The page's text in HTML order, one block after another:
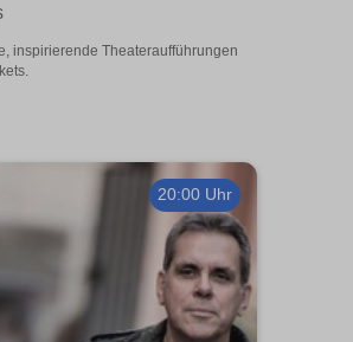
inspirierende Theateraufführungen
20:00 Uhr